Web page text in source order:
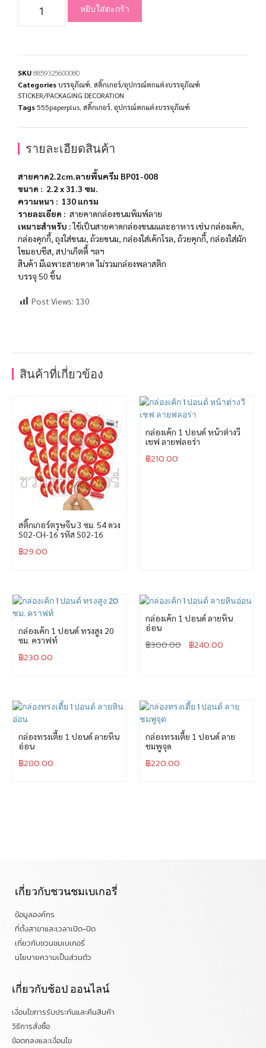
หยิบใส่ตะกร้า
SKU8859325600080
Categoriesบรรจุภัณฑ์ สติ๊กเกอร์/อุปกรณ์ตกแต่งบรรจุภัณฑ์
STICKER/PACKAGING DECORATION
Tags555paperplus สติ๊กเกอร์ อุปกรณ์ตกแต่งบรรจุภัณฑ์
รายละเอียดสินค้า
สายคาด2.2cm.ลายพื้นครีม BP01-008
ขนาด : 2.2 x 31.3 ซม
ความหนา : 130 แกรม
รายละเอียด : สายคาดกล่องขนมพิมพ์ลาย
เหมาะสำหรับ :ใช้เป็นสายคาดกล่องขนมและอาหาร เช่น กล่องเค้ก,
กล่องคุกกี้, ถุงใส่ขนม, ถ้วยขนม, กล่องใส่เค้กโรล, ถ้วยคุกกี้, กล่องใส่ผัก
โขมอบชีส, สปาเก็ตตี้ ฯลฯ
สินค้า มีเฉพาะสายคาด ไม่รวมกล่องพลาสติก
บรรจุ 50 ชิ้น
Post Views: 130
สินค้าที่เกี่ยวข้อง
สติ๊กเกอร์ตรุษจีน 3 ซม. 54 ดวง
S02-CH-16 รหัส S02-16
฿29.00
กล่องเค้ก 1 ปอนด์ หน้าต่างวี
เชฟ ลายฟลอร่า
฿210.00
กล่องเค้ก 1 ปอนด์ ทรงสูง 20
ซม. คราฟท์
฿230.00
กล่องเค้ก 1 ปอนด์ ลายหิน
อ่อน
฿300.00 ฿240.00
กล่องทรงเตี้ย 1 ปอนด์ ลายหิน
อ่อน
฿280.00
กล่องทรงเตี้ย 1 ปอนด์ ลาย
ชมพูจุด
฿220.00
เกี่ยวกับชวนชมเบเกอรี่
ข้อมูลองค์กร
ที่ตั้งสาขาและเวลาเปิด-ปิด
เกี่ยวกับชวนชมเบเกอรี่
นโยบายความเป็นส่วนตัว
เกี่ยวกับช้อป ออนไลน์
เงื่อนไขการรับประกันและคืนสินค้า
วิธีการสั่งซื้อ
ข้อตกลงและเงื่อนไข